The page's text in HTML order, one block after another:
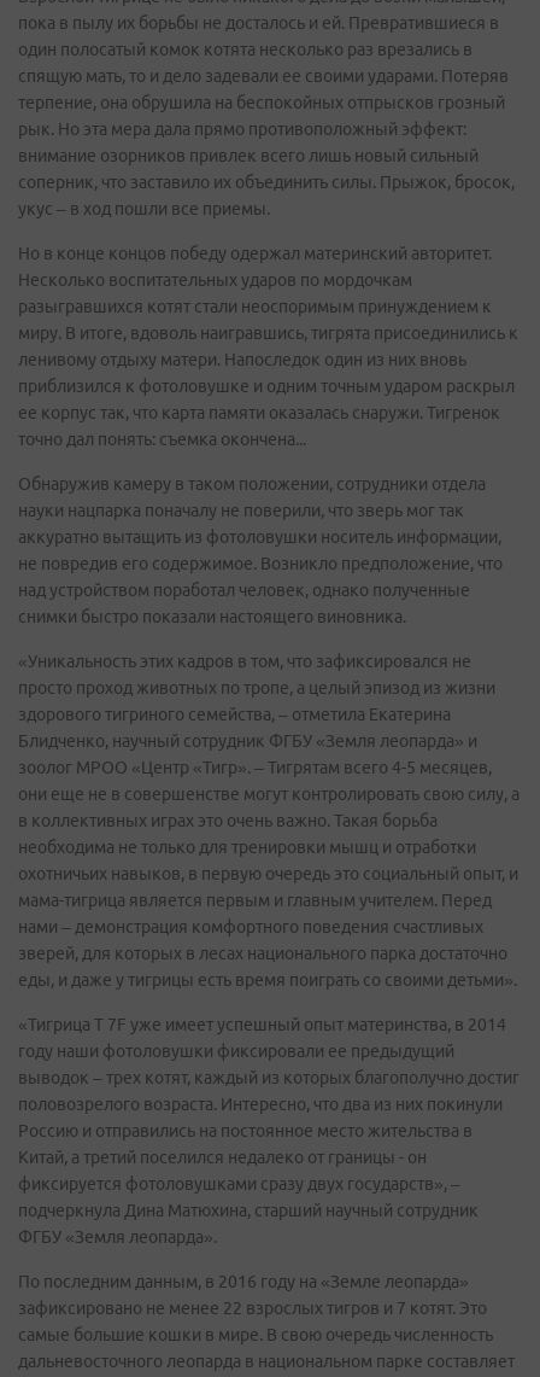
пока в пылу их борьбы не досталось и ей. Превратившиеся в
один полосатый комок котята несколько раз врезались в
спящую мать, то и дело задевали ее своими ударами. Потеряв
терпение, она обрушила на беспокойных отпрысков грозный
рык. Но эта мера дала прямо противоположный эффект:
внимание озорников привлек всего лишь новый сильный
соперник, что заставило их объединить силы. Прыжок, бросок,
укус – в ход пошли все приемы.
Но в конце концов победу одержал материнский авторитет.
Несколько воспитательных ударов по мордочкам
разыгравшихся котят стали неоспоримым принуждением к
миру. В итоге, вдоволь наигравшись, тигрята присоединились к
ленивому отдыху матери. Напоследок один из них вновь
приблизился к фотоловушке и одним точным ударом раскрыл
ее корпус так, что карта памяти оказалась снаружи. Тигренок
точно дал понять: съемка окончена...
Обнаружив камеру в таком положении, сотрудники отдела
науки нацпарка поначалу не поверили, что зверь мог так
аккуратно вытащить из фотоловушки носитель информации,
не повредив его содержимое. Возникло предположение, что
над устройством поработал человек, однако полученные
снимки быстро показали настоящего виновника.
«Уникальность этих кадров в том, что зафиксировался не
просто проход животных по тропе, а целый эпизод из жизни
здорового тигриного семейства, – отметила Екатерина
Блидченко, научный сотрудник ФГБУ «Земля леопарда» и
зоолог МРОО «Центр «Тигр». – Тигрятам всего 4-5 месяцев,
они еще не в совершенстве могут контролировать свою силу, а
в коллективных играх это очень важно. Такая борьба
необходима не только для тренировки мышц и отработки
охотничьих навыков, в первую очередь это социальный опыт, и
мама-тигрица является первым и главным учителем. Перед
нами – демонстрация комфортного поведения счастливых
зверей, для которых в лесах национального парка достаточно
еды, и даже у тигрицы есть время поиграть со своими детьми».
«Тигрица T 7F уже имеет успешный опыт материнства, в 2014
году наши фотоловушки фиксировали ее предыдущий
выводок – трех котят, каждый из которых благополучно достиг
половозрелого возраста. Интересно, что два из них покинули
Россию и отправились на постоянное место жительства в
Китай, а третий поселился недалеко от границы - он
фиксируется фотоловушками сразу двух государств», –
подчеркнула Дина Матюхина, старший научный сотрудник
ФГБУ «Земля леопарда».
По последним данным, в 2016 году на «Земле леопарда»
зафиксировано не менее 22 взрослых тигров и 7 котят. Это
самые большие кошки в мире. В свою очередь численность
дальневосточного леопарда в национальном парке составляет